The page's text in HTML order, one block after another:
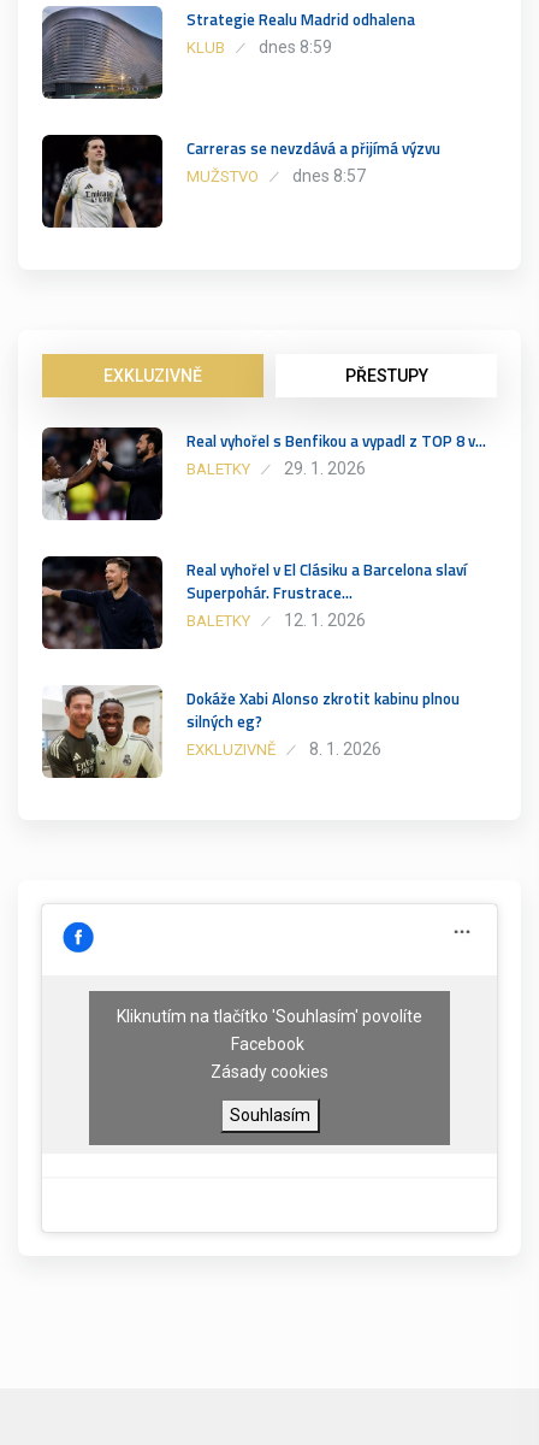
Strategie Realu Madrid odhalena
KLUB dnes 8:59
Carreras se nevzdává a přijímá výzvu
MUŽSTVO dnes 8:57
EXKLUZIVNĚ PŘESTUPY
Real vyhořel s Benfikou a vypadl z TOP 8 v…
BALETKY 29. 1. 2026
Real vyhořel v El Clásiku a Barcelona slaví
Superpohár. Frustrace…
BALETKY 12. 1. 2026
Dokáže Xabi Alonso zkrotit kabinu plnou
silných eg?
EXKLUZIVNĚ 8. 1. 2026
Kliknutím na tlačítko 'Souhlasím' povolíte
Facebook
Zásady cookies
Souhlasím